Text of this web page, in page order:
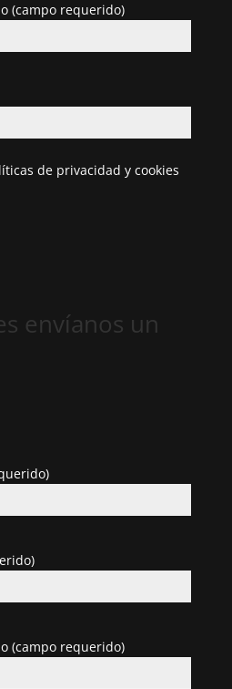
(campo requerido)
de privacidad y cookies
envíanos un
(campo requerido)